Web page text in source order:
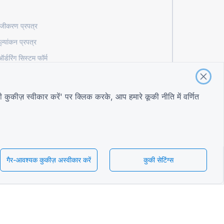
प्रपत्र
प्रपत्र
सिस्टम फॉर्म
शर्तें
गोपनीयता नीति
कुकीज़ स्वीकार करें' पर क्लिक करके, आप हमारे कूकी नीतिमें वर्णित
गैर-आवश्यक कुकीज़ अस्वीकार करें कुकी सेटिंग्स